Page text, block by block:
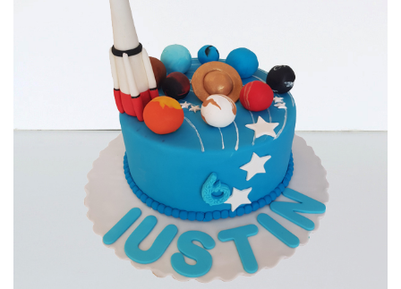
Torturi in frosting- crema pentru
Tortulețe 1.7 kg - 2 kg